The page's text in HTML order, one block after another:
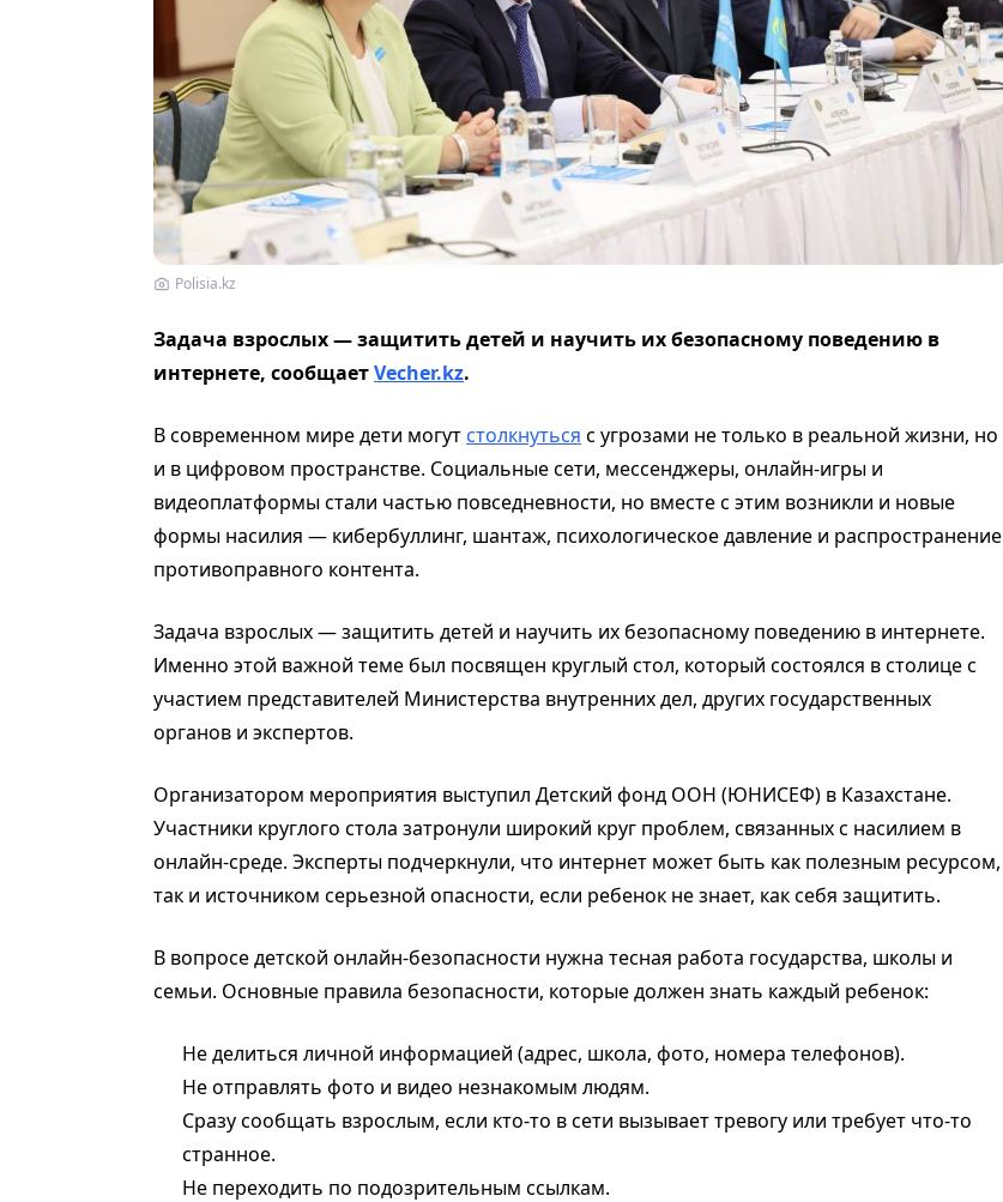
Polisia.kz
Задача взрослых — защитить детей и научить их безопасному поведению в
интернете, сообщаетVecher.kz.
В современном мире дети могут столкнуться с угрозами не только в реальной жизни, но
и в цифровом пространстве. Социальные сети, мессенджеры, онлайн-игры и
видеоплатформы стали частью повседневности, но вместе с этим возникли и новые
формы насилия — кибербуллинг, шантаж, психологическое давление и распространение
противоправного контента.
Задача взрослых — защитить детей и научить их безопасному поведению в интернете.
Именно этой важной теме был посвящен круглый стол, который состоялся в столице с
участием представителей Министерства внутренних дел, других государственных
органов и экспертов.
Организатором мероприятия выступил Детский фонд ООН (ЮНИСЕФ) в Казахстане.
Участники круглого стола затронули широкий круг проблем, связанных с насилием в
онлайн-среде. Эксперты подчеркнули, что интернет может быть как полезным ресурсом,
так и источником серьезной опасности, если ребенок не знает, как себя защитить.
В вопросе детской онлайн-безопасности нужна тесная работа государства, школы и
семьи. Основные правила безопасности, которые должен знать каждый ребенок:
Не делиться личной информацией (адрес, школа, фото, номера телефонов).
Не отправлять фото и видео незнакомым людям.
Сразу сообщать взрослым, если кто-то в сети вызывает тревогу или требует что-то
странное.
Не переходить по подозрительным ссылкам.